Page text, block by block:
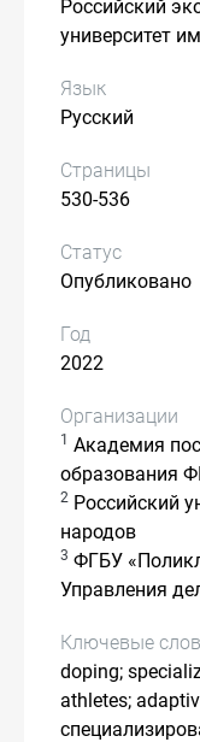
Российский
университет
Язык
Русский
Страницы
530-536
Статус
Опубликовано
Год
2022
Организации
1 Академия
образования
2 Российский
народов
3 ФГБУ
Управления
Ключевые
doping;
athletes;